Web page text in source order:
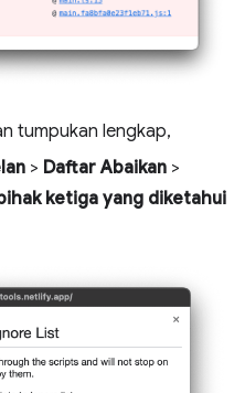
tumpukan lengkap,
> Daftar Abaikan >
ketiga yang diketahui